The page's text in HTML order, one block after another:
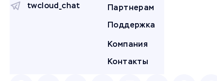
twcloud_chat
Партнерам
Поддержка
Компания
Контакты